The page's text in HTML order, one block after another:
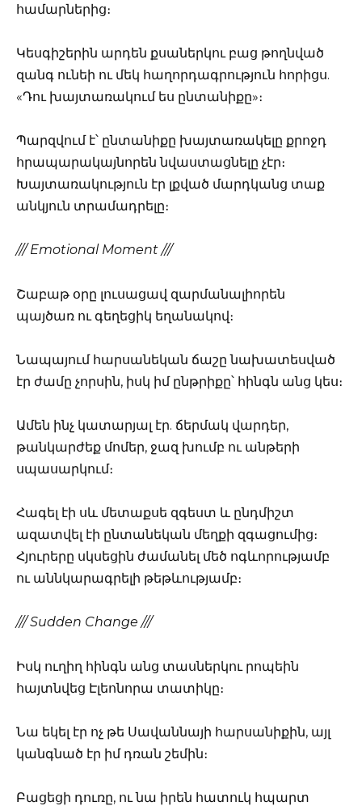
համարներից։
Կեսգիշերին արդեն քսաներկու բաց թողնված
զանգ ունեի ու մեկ հաղորդագրություն հորիցս.
«Դու խայտառակում ես ընտանիքը»։
Պարզվում է՝ ընտանիքը խայտառակելը քրոջդ
հրապարակայնորեն նվաստացնելը չէր։
Խայտառակություն էր լքված մարդկանց տաք
անկյուն տրամադրելը։
/// Emotional Moment ///
Շաբաթ օրը լուսացավ զարմանալիորեն
պայծառ ու գեղեցիկ եղանակով։
Նապայում հարսանեկան ճաշը նախատեսված
էր ժամը չորսին, իսկ իմ ընթրիքը՝ հինգն անց կես։
Ամեն ինչ կատարյալ էր. ճերմակ վարդեր,
թանկարժեք մոմեր, ջազ խումբ ու անթերի
սպասարկում։
Հագել էի սև մետաքսե զգեստ և ընդմիշտ
ազատվել էի ընտանեկան մեղքի զգացումից։
Հյուրերը սկսեցին ժամանել մեծ ոգևորությամբ
ու աննկարագրելի թեթևությամբ։
/// Sudden Change ///
Իսկ ուղիղ հինգն անց տասներկու րոպեին
հայտնվեց Էլեոնորա տատիկը։
Նա եկել էր ոչ թե Սավաննայի հարսանիքին, այլ
կանգնած էր իմ դռան շեմին։
Բացեցի դուռը, ու նա իրեն հատուկ հպարտ